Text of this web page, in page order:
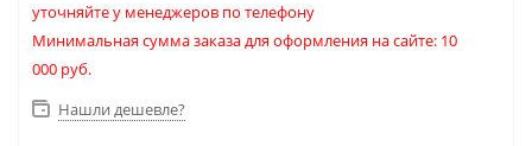
уточняйте у менеджеров по телефону
Минимальная сумма заказа для оформления на сайте: 10
000 руб.
Нашли дешевле?